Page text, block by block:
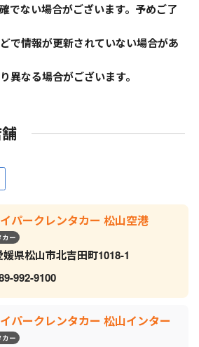
でない場合がございます。予めご了
で情報が更新されていない場合があ
異なる場合がございます。
パークレンタカー 松山空港
カー
媛県松山市北吉田町1018-1
992-9100
パークレンタカー 松山インター
カー